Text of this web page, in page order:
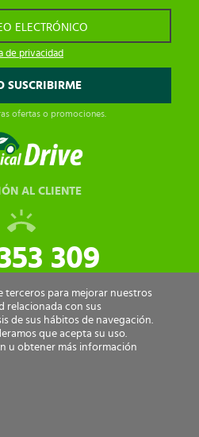
ELECTRÓNICO
de privacidad
ofertas o promociones.
AL CLIENTE
309
terceros para mejorar nuestros
relacionada con sus
de sus hábitos de navegación.
que acepta su uso.
u obtener más información